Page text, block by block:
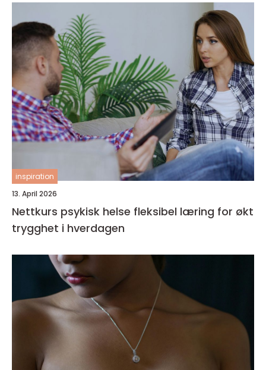
inspiration
13. April 2026
Nettkurs psykisk helse fleksibel læring for økt
trygghet i hverdagen